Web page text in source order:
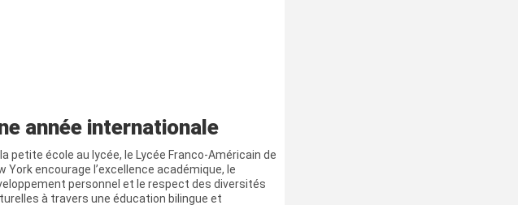
année internationale
la petite école au lycée, le Lycée Franco-Américain de
York encourage l’excellence académique, le
personnel et le respect des diversités
à travers une éducation bilingue et